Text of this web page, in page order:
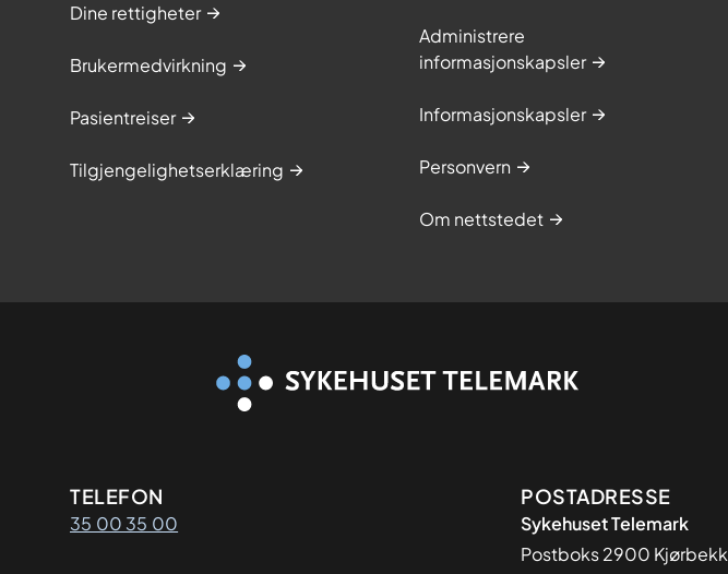
Dine rettigheter
Brukermedvirkning
Pasientreiser
Tilgjengelighetserklæring
Administrere
informasjonskapsler
Informasjonskapsler
Personvern
Om nettstedet
Kontaktinformasjon
TELEFON
35 00 35 00 Adresse
POSTADRESSE
Sykehuset Telemark
Postboks 2900 Kjørbekk